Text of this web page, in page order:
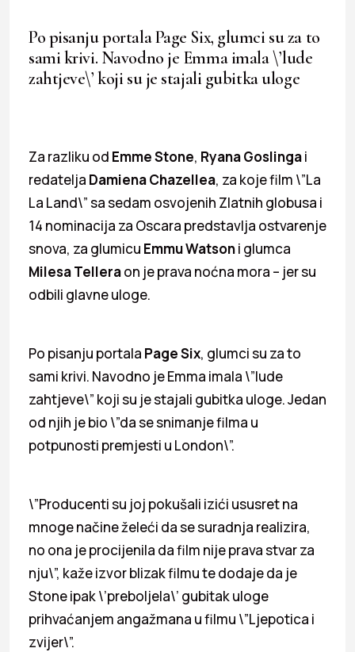
Po pisanju portala Page Six, glumci su za to
sami krivi. Navodno je Emma imala \’lude
zahtjeve\’ koji su je stajali gubitka uloge
Za razliku od Emme Stone, Ryana Goslingai
redatelja Damiena Chazellea, za koje film \”La
La Land\” sa sedam osvojenih Zlatnih globusa i
14 nominacija za Oscara predstavlja ostvarenje
snova, za glumicu Emmu Watsoni glumca
Milesa Telleraon je prava noćna mora – jer su
odbili glavne uloge.
Po pisanju portala Page Six, glumci su za to
sami krivi. Navodno je Emma imala \”lude
zahtjeve\” koji su je stajali gubitka uloge. Jedan
od njih je bio \”da se snimanje filma u
potpunosti premjesti u London\”.
\”Producenti su joj pokušali izići ususret na
mnoge načine želeći da se suradnja realizira,
no ona je procijenila da film nije prava stvar za
nju\”, kaže izvor blizak filmu te dodaje da je
Stone ipak \’preboljela\’ gubitak uloge
prihvaćanjem angažmana u filmu \”Ljepotica i
zvijer\”.